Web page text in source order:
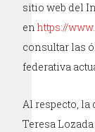
sitio web del
enhttps://
consultar las
federativa
Al respecto,
Teresa